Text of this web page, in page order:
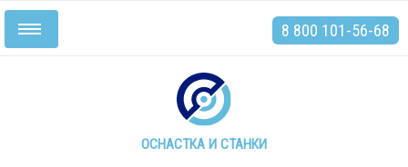
ОСНАСТКА И СТАНКИ
Включить/
выключить
8 800 101-56-68